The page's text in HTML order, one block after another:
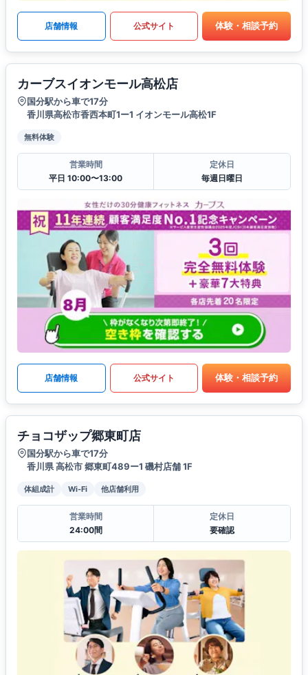
店舗情報 公式サイト 体験・相談予約
カーブスイオンモール高松店
国分駅から車で17分
香川県高松市香西本町1ー1 イオンモール高松1F
無料体験
営業時間
平日 10:00〜13:00
定休日
毎週日曜日
店舗情報 公式サイト 体験・相談予約
チョコザップ郷東町店
国分駅から車で17分
香川県 高松市 郷東町489ー1 磯村店舗 1F
体組成計 Wi-Fi 他店舗利用
営業時間
24:00間
定休日
要確認